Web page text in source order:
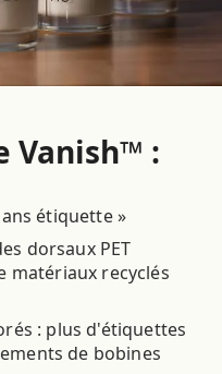
Vanish™ :
étiquette »
dorsaux PET
matériaux recyclés
: plus d'étiquettes
de bobines